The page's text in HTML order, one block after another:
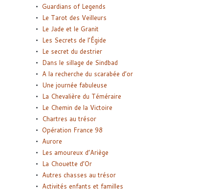
Guardians of Legends
Le Tarot des Veilleurs
Le Jade et le Granit
Les Secrets de l’Égide
Le secret du destrier
Dans le sillage de Sindbad
A la recherche du scarabée d’or
Une journée fabuleuse
La Chevalière du Téméraire
Le Chemin de la Victoire
Chartres au trésor
Opération France 98
Aurore
Les amoureux d’Ariège
La Chouette d’Or
Autres chasses au trésor
Activités enfants et familles